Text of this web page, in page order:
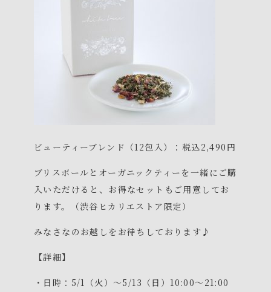
ビューティーブレンド（12包入）：税込2,490円
ブリスボールとオーガニックティーを一緒にご購
入いただけると、お得なセットもご用意してお
ります。（渋谷ヒカリエストア限定）
みなさなのお越しをお待ちしております♪
【詳細】
・日時：5/1（火）～5/13（日）10:00～21:00